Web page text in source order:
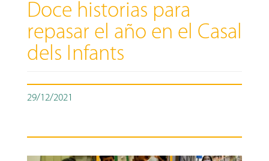
Doce historias para
repasar el año en el Casal
dels Infants
29/12/2021